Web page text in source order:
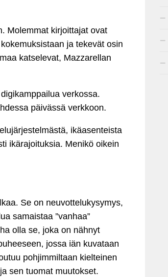
Molemmat kirjoittajat ovat
ja tekevät osin
katselevat, Mazzarellan
verkossa.
päivässä verkkoon.
ikäasenteista
ikärajoituksia. Menikö oikein
Se on neuvottelukysymys,
samaistaa ”vanhaa”
olla se, joka on nähnyt
jossa iän kuvataan
pohjimmiltaan kielteinen
sen tuomat muutokset.